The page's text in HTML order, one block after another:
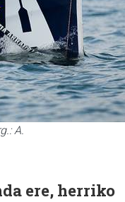
A.
ere, herriko